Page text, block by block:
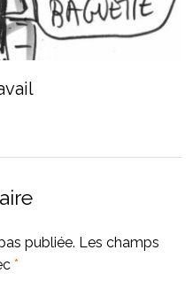
publiée. Les champs
*